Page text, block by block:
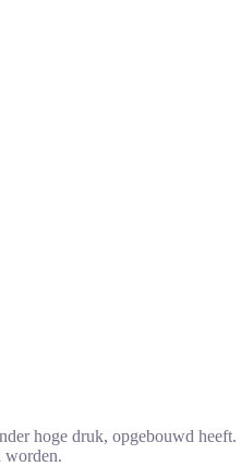
hoge druk, opgebouwd heeft.
worden.